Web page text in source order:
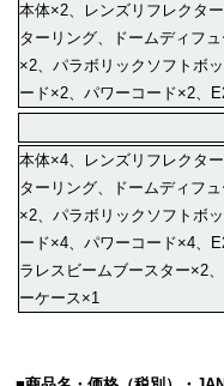
本体×2、レンズリフレクタ
ターリング、ドームディフ
×2、パラボリックソフトボ
ード×2、パワーコード×2、
本体×4、レンズリフレクタ
ターリング、ドームディフ
×2、パラボリックソフトボ
ード×4、パワーコード×4、
ラレスビームブースター×2、
ーケース×1